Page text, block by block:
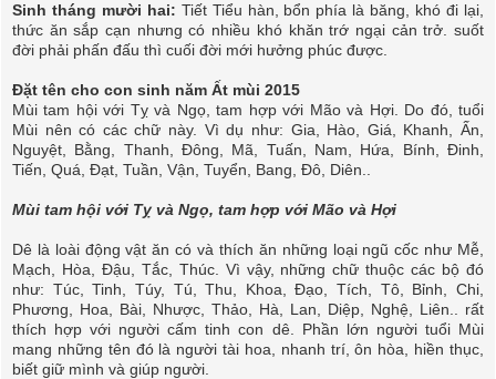
Sinh tháng mười hai: Tiết Tiểu hàn, bổn phía là băng, khó đi lại,
thức ăn sắp cạn nhưng có nhiều khó khăn trớ ngại cản trở. suốt
đời phải phấn đấu thì cuối đời mới hưởng phúc được.
Đặt tên cho con sinh năm Ất mùi 2015
Mùi tam hội với Tỵ và Ngọ, tam hợp với Mão và Hợi. Do đó, tuổi
Mùi nên có các chữ này. Vì dụ như: Gia, Hào, Giá, Khanh, Ấn,
Nguyệt, Bằng, Thanh, Ðông, Mã, Tuấn, Nam, Hứa, Bính, Ðinh,
Tiến, Quá, Ðạt, Tuần, Vận, Tuyển, Bang, Đô, Diên..
Mùi tam hội với Tỵ và Ngọ, tam hợp với Mão và Hợi
Dê là loài động vật ăn có và thích ăn những loại ngũ cốc như Mễ,
Mạch, Hòa, Đậu, Tắc, Thúc. Vì vậy, những chữ thuộc các bộ đó
như: Túc, Tinh, Túy, Tú, Thu, Khoa, Ðạo, Tích, Tô, Bỉnh, Chi,
Phương, Hoa, Bài, Nhược, Thảo, Hà, Lan, Diệp, Nghệ, Liên.. rất
thích hợp với người cấm tinh con dê. Phần lớn người tuổi Mùi
mang những tên đó là người tài hoa, nhanh trí, ôn hòa, hiền thục,
biết giữ mình và giúp người.